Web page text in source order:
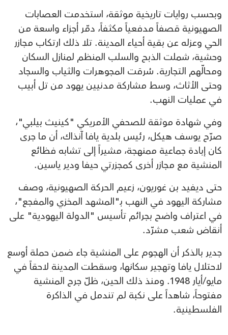
وبحسب روايات تاريخية موثقة، استخدمت العصابات
الصهيونية قصفاً مدفعياً مكثفاً، دمّر أجزاء واسعة من
الحي وعزله عن بقية أحياء المدينة. تلا ذلك ارتكاب مجازر
وحشية، شملت الذبح والسلب المنظم لمنازل السكان
ومحالّهم التجارية. سُرقت المجوهرات والثياب والسجاد
وحتى الأثاث، وسط مشاركة مدنيين يهود من تل أبيب
في عمليات النهب.
وفي شهادة موثقة للصحفي الأمريكي "كينيث بيلبي"،
صرّح يوسف هيكل، رئيس بلدية يافا آنذاك، أن ما جرى
كان إبادة جماعية ممنهجة، مشيراً إلى تشابه فظائع
المنشية مع مجازر أخرى كمجزرتي حيفا ودير ياسين.
حتى ديفيد بن غوريون، زعيم الحركة الصهيونية، وصف
مشاركة اليهود في النهب بـ"المشهد المخزي والمفجع"،
في اعتراف واضح بجرائم تأسيس "الدولة اليهودية" على
أنقاض شعب مشرّد.
جدير بالذكر أن الهجوم على المنشية جاء ضمن حملة أوسع
لاحتلال يافا وتهجير سكانها، وسقطت المدينة لاحقاً في
مايو/أيار 1948. ومنذ ذلك الحين، ظلّ جرح المنشية
مفتوحاً، شاهداً على نكبة لم تندمل في الذاكرة
الفلسطينية.